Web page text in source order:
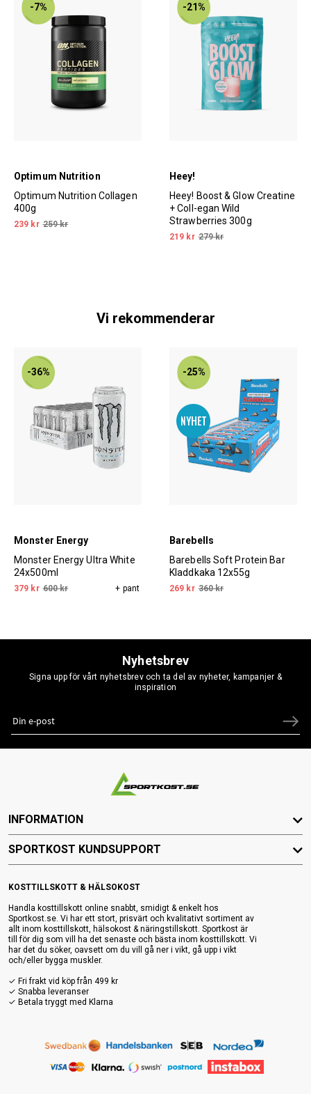
-7%
Optimum Nutrition
Optimum Nutrition Collagen
400g
239 kr 259 kr
-21%
Heey!
Heey! Boost & Glow Creatine
+ Coll-egan Wild
Strawberries 300g
219 kr 279 kr
Vi rekommenderar
-36%
Monster Energy
Monster Energy Ultra White
24x500ml
379 kr 600 kr + pant
-25%
Barebells
Barebells Soft Protein Bar
Kladdkaka 12x55g
269 kr 360 kr
Nyhetsbrev
Signa upp för vårt nyhetsbrev och ta del av nyheter, kampanjer &
inspiration
KOSTTILLSKOTT & HÄLSOKOST
Handla kosttillskott online snabbt, smidigt & enkelt hos
Sportkost.se. Vi har ett stort, prisvärt och kvalitativt sortiment av
allt inom kosttillskott, hälsokost & näringstillskott. Sportkost är
till för dig som vill ha det senaste och bästa inom kosttillskott. Vi
har det du söker, oavsett om du vill gå ner i vikt, gå upp i vikt
och/eller bygga muskler.
✓ Fri frakt vid köp från 499 kr
✓ Snabba leveranser
✓ Betala tryggt med Klarna
INFORMATION
SPORTKOST KUNDSUPPORT